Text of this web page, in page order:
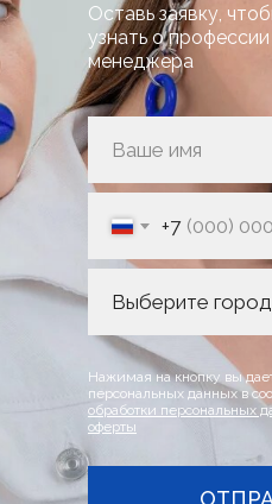
Оставь заявку,
узнать о
менеджера
+7
Нажимая на кнопку вы
персональных данных в
обработки персональных
оферты